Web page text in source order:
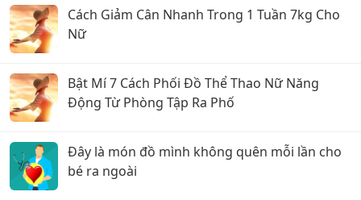
Cách Giảm Cân Nhanh Trong 1 Tuần 7kg Cho
Nữ
Bật Mí 7 Cách Phối Đồ Thể Thao Nữ Năng
Động Từ Phòng Tập Ra Phố
Đây là món đồ mình không quên mỗi lần cho
bé ra ngoài